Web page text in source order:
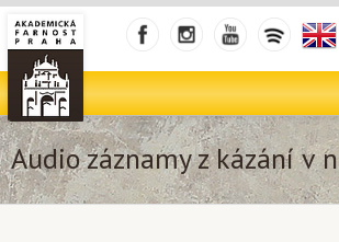
Audio záznamy z kázání v